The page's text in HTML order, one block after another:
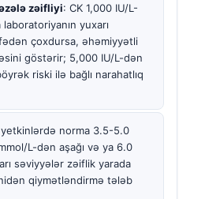
zəifliyi: CK 1,000 IU/L-
yuxarı
çoxdursa, əhəmiyyətli
göstərir; 5,000 IU/L-dən
riski ilə bağlı narahatlıq
norma 3.5-5.0
L-dən aşağı və ya 6.0
səviyyələr zəiflik yarada
qiymətləndirmə tələb